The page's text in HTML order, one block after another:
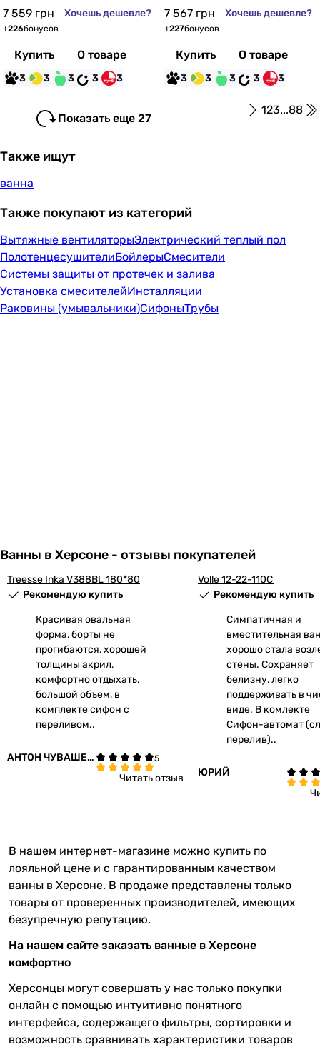
7 559 грн Хочешь дешевле?
+226бонусов
Купить О товаре
3 3 3 3 3
7 567 грн Хочешь дешевле?
+227бонусов
Купить О товаре
3 3 3 3 3
Показать еще 27
123...88
Также ищут
ванна
Также покупают из категорий
Вытяжные вентиляторыЭлектрический теплый пол
ПолотенцесушителиБойлерыСмесители
Системы защиты от протечек и залива
Установка смесителейИнсталляции
Раковины (умывальники)СифоныТрубы
В нашем интернет-магазине можно купить по
лояльной цене и с гарантированным качеством
ванны в Херсоне. В продаже представлены только
товары от проверенных производителей, имеющих
безупречную репутацию.
На нашем сайте заказать ванные в Херсоне
комфортно
Херсонцы могут совершать у нас только покупки
онлайн с помощью интуитивно понятного
интерфейса, содержащего фильтры, сортировки и
возможность сравнивать характеристики товаров
Ванны в Херсоне - отзывы покупателей
Treesse Inka V388BL 180*80
Рекомендую купить
Красивая овальная
форма, борты не
прогибаются, хорошей
толщины акрил,
комфортно отдыхать,
большой объем, в
комплекте сифон с
переливом..
АНТОН ЧУВАШЕН
Читать отзыв
Volle 12-22-110C
Рекомендую купить
Симпатичная и
вместительная
хорошо стала
стены. Сохраняет
белизну, легко
поддерживать в
виде. В комлекте
Сифон-автомат
перелив)..
ЮРИЙ